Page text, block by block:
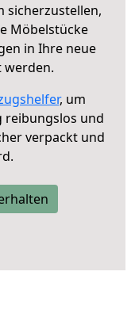
sicherzustellen,
Möbelstücke
in Ihre neue
, um
reibungslos und
verpackt und